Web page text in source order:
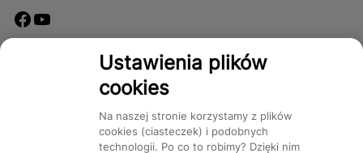
DostępnośćUstawienia plików
cookies
Na naszej stronie korzystamy z plików
cookies (ciasteczek) i podobnych
technologii. Po co to robimy? Dzięki nim